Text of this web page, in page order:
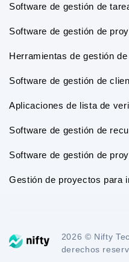
Software de gestión de
Software de gestión de
Herramientas de gestión
Software de gestión de
Aplicaciones de lista de
Software de gestión de
Software de gestión de
Gestión de proyectos para
2026 © Nifty
derechos